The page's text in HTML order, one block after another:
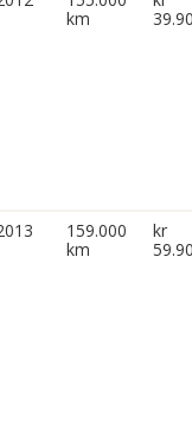
km
159.000
km
kr